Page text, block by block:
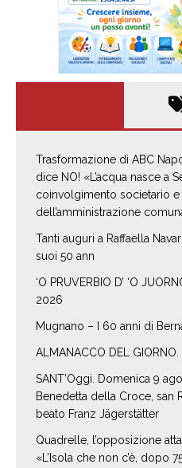
Trasformazione di ABC
dice NO! «L’acqua nasce a
coinvolgimento societario
dell’amministrazione
Tanti auguri a Raffaella
suoi 50 ann
‘O PRUVERBIO D’ ‘O
2026
Mugnano – I 60 anni di
ALMANACCO DEL
SANT’Oggi. Domenica 9
Benedetta della Croce, san
beato Franz Jägerstätter
Quadrelle, l’opposizione
«L’Isola che non c’è, dopo